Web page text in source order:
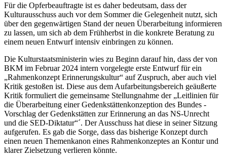
Für die Opferbeauftragte ist es daher bedeutsam, dass der
Kulturausschuss auch vor dem Sommer die Gelegenheit nutzt, sich
über den gegenwärtigen Stand der neuen Überarbeitung informieren
zu lassen, um sich ab dem Frühherbst in die konkrete Beratung zu
einem neuen Entwurf intensiv einbringen zu können.
Die Kulturstaatsministerin wies zu Beginn darauf hin, dass der von
BKM im Februar 2024 intern vorgelegte erste Entwurf für ein
„Rahmenkonzept Erinnerungskultur“ auf Zuspruch, aber auch viel
Kritik gestoßen ist. Diese aus dem Aufarbeitungsbereich geäußerte
Kritik formuliert die gemeinsame Stellungnahme der „Leitlinien für
die Überarbeitung einer Gedenkstättenkonzeption des Bundes -
Vorschlag der Gedenkstätten zur Erinnerung an das NS-Unrecht
und die SED-Diktatur“´. Der Ausschuss hat diese in seiner Sitzung
aufgerufen. Es gab die Sorge, dass das bisherige Konzept durch
einen neuen Themenkanon eines Rahmenkonzeptes an Kontur und
klarer Zielsetzung verlieren könnte.